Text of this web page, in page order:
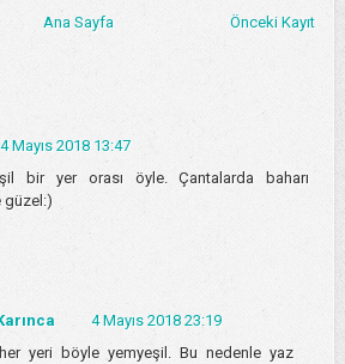
Önceki Kayıt
Ana Sayfa
4 Mayıs 2018 13:47
bir yer orası öyle. Çantalarda baharı
güzel:)
4 Mayıs 2018 23:19
yeri böyle yemyeşil. Bu nedenle yaz